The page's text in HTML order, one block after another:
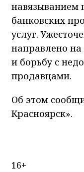
навязыванием
банковских
услуг.
направлено
и борьбу с
продавцами.
Об этом
Красноярск».
16+